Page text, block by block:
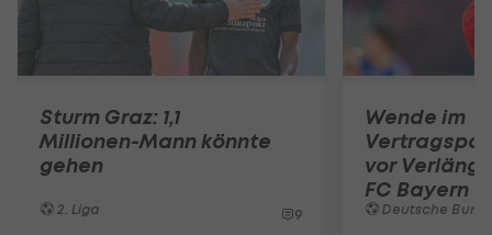
Sturm Graz: 1,1
Millionen-Mann könnte
gehen
2. Liga 9
Wende im
vor
FC Bayern
Deutsche